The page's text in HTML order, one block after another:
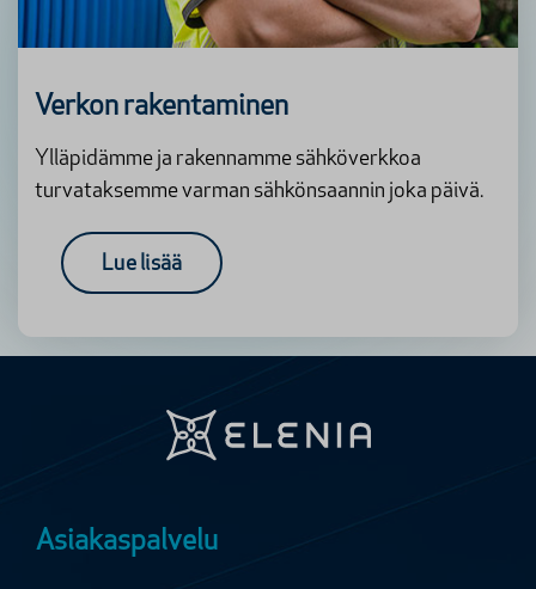
Verkon rakentaminen
Ylläpidämme ja rakennamme sähköverkkoa
turvataksemme varman sähkönsaannin joka päivä.
Lue lisää
Asiakaspalvelu